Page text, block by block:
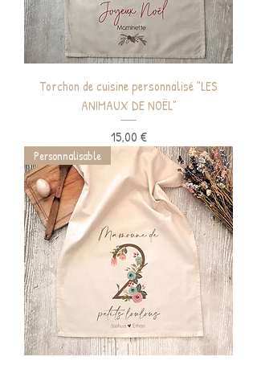
Torchon de cuisine personnalisé "LES
ANIMAUX DE NOËL"
Prix
15,00 €
Personnalisable